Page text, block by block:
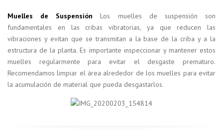
Muelles de Suspensión Los muelles de suspensión son
fundamentales en las cribas vibratorias, ya que reducen las
vibraciones y evitan que se transmitan a la base de la criba y a la
estructura de la planta. Es importante inspeccionar y mantener estos
muelles regularmente para evitar el desgaste prematuro.
Recomendamos limpiar el área alrededor de los muelles para evitar
la acumulación de material que pueda desgastarlos.